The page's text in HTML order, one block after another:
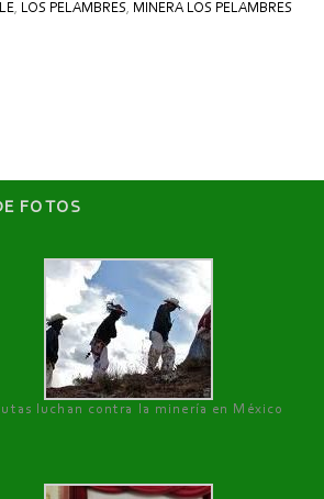
, LOS PELAMBRES, MINERA LOS PELAMBRES
FOTOS
luchan contra la minería en México